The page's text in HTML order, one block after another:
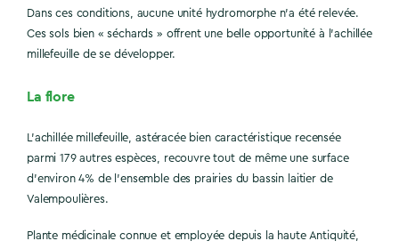
Dans ces conditions, aucune unité hydromorphe n’a été relevée.
Ces sols bien « séchards » offrent une belle opportunité à l’achillée
millefeuille de se développer.
La flore
L’achillée millefeuille, astéracée bien caractéristique recensée
parmi 179 autres espèces, recouvre tout de même une surface
d’environ 4% de l’ensemble des prairies du bassin laitier de
Valempoulières.
Plante médicinale connue et employée depuis la haute Antiquité,